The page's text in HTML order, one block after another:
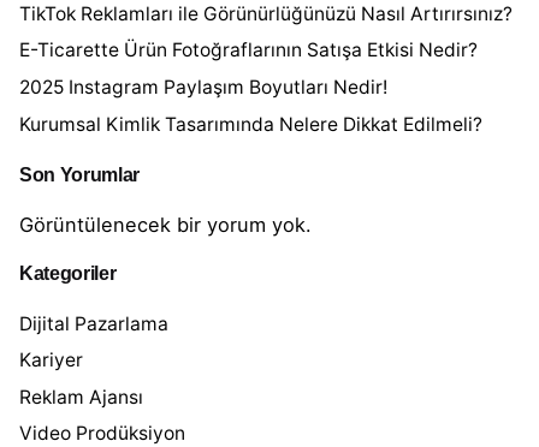
TikTok Reklamları ile Görünürlüğünüzü Nasıl Artırırsınız?
E-Ticarette Ürün Fotoğraflarının Satışa Etkisi Nedir?
2025 Instagram Paylaşım Boyutları Nedir!
Kurumsal Kimlik Tasarımında Nelere Dikkat Edilmeli?
Son Yorumlar
Görüntülenecek bir yorum yok.
Kategoriler
Dijital Pazarlama
Kariyer
Reklam Ajansı
Video Prodüksiyon